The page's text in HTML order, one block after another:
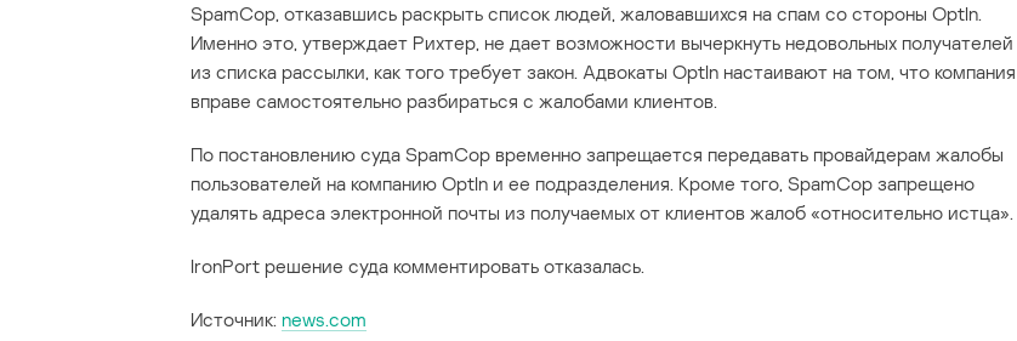
SpamCop, отказавшись раскрыть список людей, жаловавшихся на спам со стороны OptIn.
Именно это, утверждает Рихтер, не дает возможности вычеркнуть недовольных получателей
из списка рассылки, как того требует закон. Адвокаты OptIn настаивают на том, что компания
вправе самостоятельно разбираться с жалобами клиентов.
По постановлению суда SpamCop временно запрещается передавать провайдерам жалобы
пользователей на компанию OptIn и ее подразделения. Кроме того, SpamCop запрещено
удалять адреса электронной почты из получаемых от клиентов жалоб «относительно истца».
IronPort решение суда комментировать отказалась.
Источник: news.com